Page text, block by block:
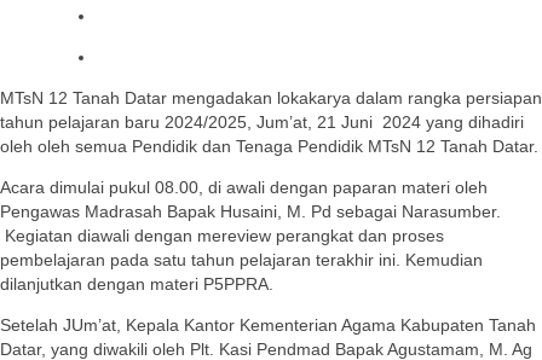
MTsN 12 Tanah Datar mengadakan lokakarya dalam rangka persiapan
tahun pelajaran baru 2024/2025, Jum’at, 21 Juni 2024 yang dihadiri
oleh oleh semua Pendidik dan Tenaga Pendidik MTsN 12 Tanah Datar.
Acara dimulai pukul 08.00, di awali dengan paparan materi oleh
Pengawas Madrasah Bapak Husaini, M. Pd sebagai Narasumber.
Kegiatan diawali dengan mereview perangkat dan proses
pembelajaran pada satu tahun pelajaran terakhir ini. Kemudian
dilanjutkan dengan materi P5PPRA.
Setelah JUm’at, Kepala Kantor Kementerian Agama Kabupaten Tanah
Datar, yang diwakili oleh Plt. Kasi Pendmad Bapak Agustamam, M. Ag